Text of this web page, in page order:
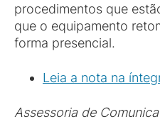
procedimentos que
que o equipamento
forma presencial.
Leia a nota na
Assessoria de